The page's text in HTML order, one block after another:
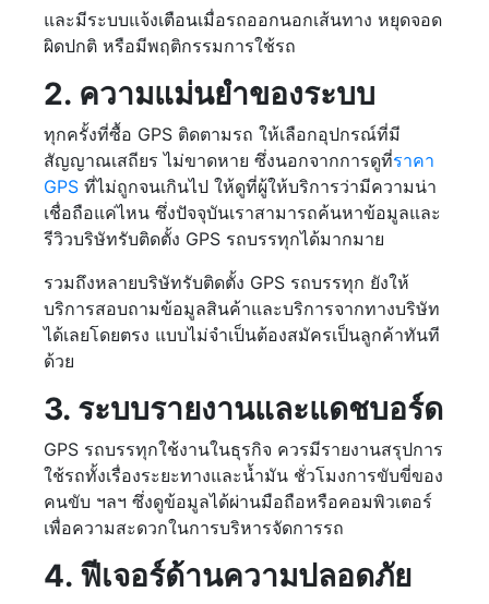
และมีระบบแจ้งเตือนเมื่อรถออกนอกเส้นทาง หยุดจอด
ผิดปกติ หรือมีพฤติกรรมการใช้รถ
2. ความแม่นยำของระบบ
ทุกครั้งที่ซื้อ GPS ติดตามรถ ให้เลือกอุปกรณ์ที่มี
สัญญาณเสถียร ไม่ขาดหาย ซึ่งนอกจากการดูที่ราคา
GPS ที่ไม่ถูกจนเกินไป ให้ดูที่ผู้ให้บริการว่ามีความน่า
เชื่อถือแค่ไหน ซึ่งปัจจุบันเราสามารถค้นหาข้อมูลและ
รีวิวบริษัทรับติดตั้ง GPS รถบรรทุกได้มากมาย
รวมถึงหลายบริษัทรับติดตั้ง GPS รถบรรทุก ยังให้
บริการสอบถามข้อมูลสินค้าและบริการจากทางบริษัท
ได้เลยโดยตรง แบบไม่จำเป็นต้องสมัครเป็นลูกค้าทันที
ด้วย
3. ระบบรายงานและแดชบอร์ด
GPS รถบรรทุกใช้งานในธุรกิจ ควรมีรายงานสรุปการ
ใช้รถทั้งเรื่องระยะทางและน้ำมัน ชั่วโมงการขับขี่ของ
คนขับ ฯลฯ ซึ่งดูข้อมูลได้ผ่านมือถือหรือคอมพิวเตอร์
เพื่อความสะดวกในการบริหารจัดการรถ
4. ฟีเจอร์ด้านความปลอดภัย